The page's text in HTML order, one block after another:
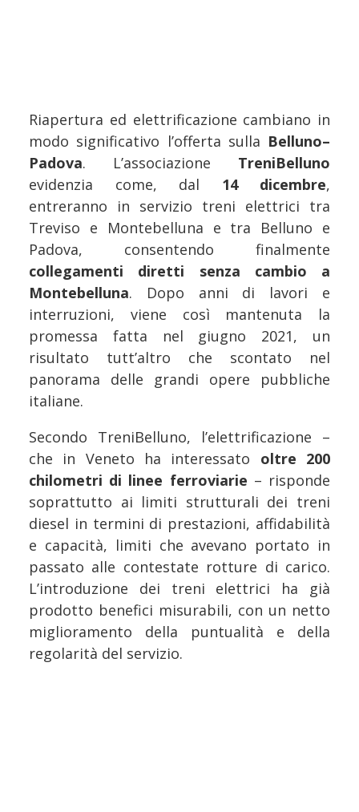
Riapertura ed elettrificazione cambiano in
modo significativo l’offerta sulla Belluno–
Padova. L’associazione TreniBelluno
evidenzia come, dal 14 dicembre,
entreranno in servizio treni elettrici tra
Treviso e Montebelluna e tra Belluno e
Padova, consentendo finalmente
collegamenti diretti senza cambio a
Montebelluna. Dopo anni di lavori e
interruzioni, viene così mantenuta la
promessa fatta nel giugno 2021, un
risultato tutt’altro che scontato nel
panorama delle grandi opere pubbliche
italiane.
Secondo TreniBelluno, l’elettrificazione –
che in Veneto ha interessato oltre 200
chilometri di linee ferroviarie – risponde
soprattutto ai limiti strutturali dei treni
diesel in termini di prestazioni, affidabilità
e capacità, limiti che avevano portato in
passato alle contestate rotture di carico.
L’introduzione dei treni elettrici ha già
prodotto benefici misurabili, con un netto
miglioramento della puntualità e della
regolarità del servizio.